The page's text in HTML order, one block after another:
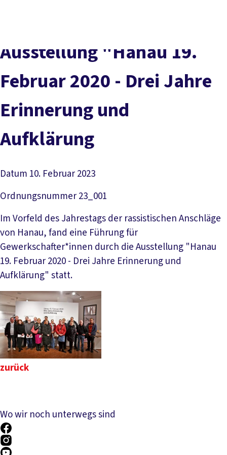
Service
Mitmachen
Ausstellung "Hanau 19.
Februar 2020 - Drei Jahre
Erinnerung und
Aufklärung
Datum 10. Februar 2023
Ordnungsnummer23_001
Im Vorfeld des Jahrestags der rassistischen Anschläge
von Hanau, fand eine Führung für
Gewerkschafter*innen durch die Ausstellung "Hanau
19. Februar 2020 - Drei Jahre Erinnerung und
Aufklärung" statt.
zurück
Wo wir noch unterwegs sind